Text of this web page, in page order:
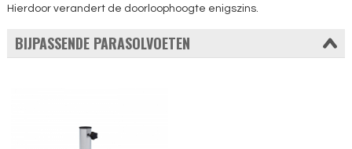
Hierdoor verandert de doorloophoogte enigszins.
BIJPASSENDE PARASOLVOETEN